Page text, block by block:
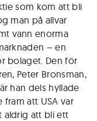
som kom att bli
man på allvar
vann enorma
– en
bolaget. Den för
Peter Bronsman,
han dels hyllade
att USA var
aldrig att bli ett